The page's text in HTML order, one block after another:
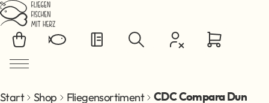
Zum Hauptinhalt springen
Start Shop Fliegensortiment CDC Compara Dun